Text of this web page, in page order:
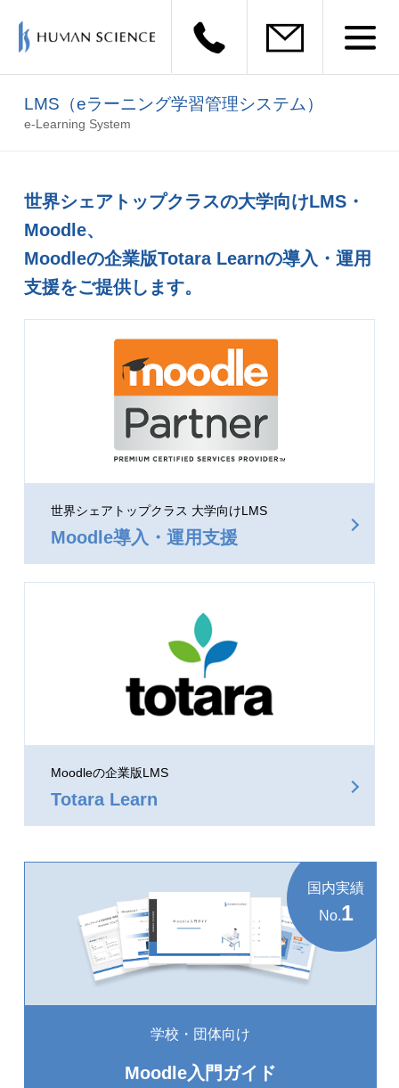
LMS（eラーニング学習管理システム）
e-Learning System
世界シェアトップクラスの大学向けLMS・
Moodle、
Moodleの企業版Totara Learnの導入・運用
支援をご提供します。
世界シェアトップクラス 大学向けLMS
Moodle導入・運用支援
Moodleの企業版LMS
Totara Learn
学校・団体向け
Moodle入門ガイド
国内実績
No.1